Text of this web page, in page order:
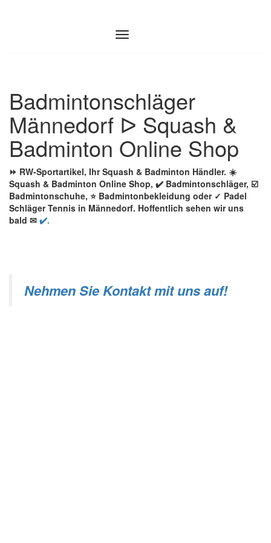
Badmintonschläger
Männedorf ᐅ Squash &
Badminton Online Shop
⏩ RW-Sportartikel, Ihr Squash & Badminton Händler. ☀️
Squash & Badminton Online Shop, ✔️ Badmintonschläger, ☑️
Badmintonschuhe, ⭐ Badmintonbekleidung oder ✓ Padel
Schläger Tennis in Männedorf. Hoffentlich sehen wir uns
bald ✉ ✔️.
Nehmen Sie Kontakt mit uns auf!